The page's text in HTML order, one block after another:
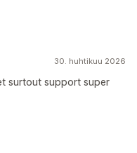
30. huhtikuu 2026
surtout support super